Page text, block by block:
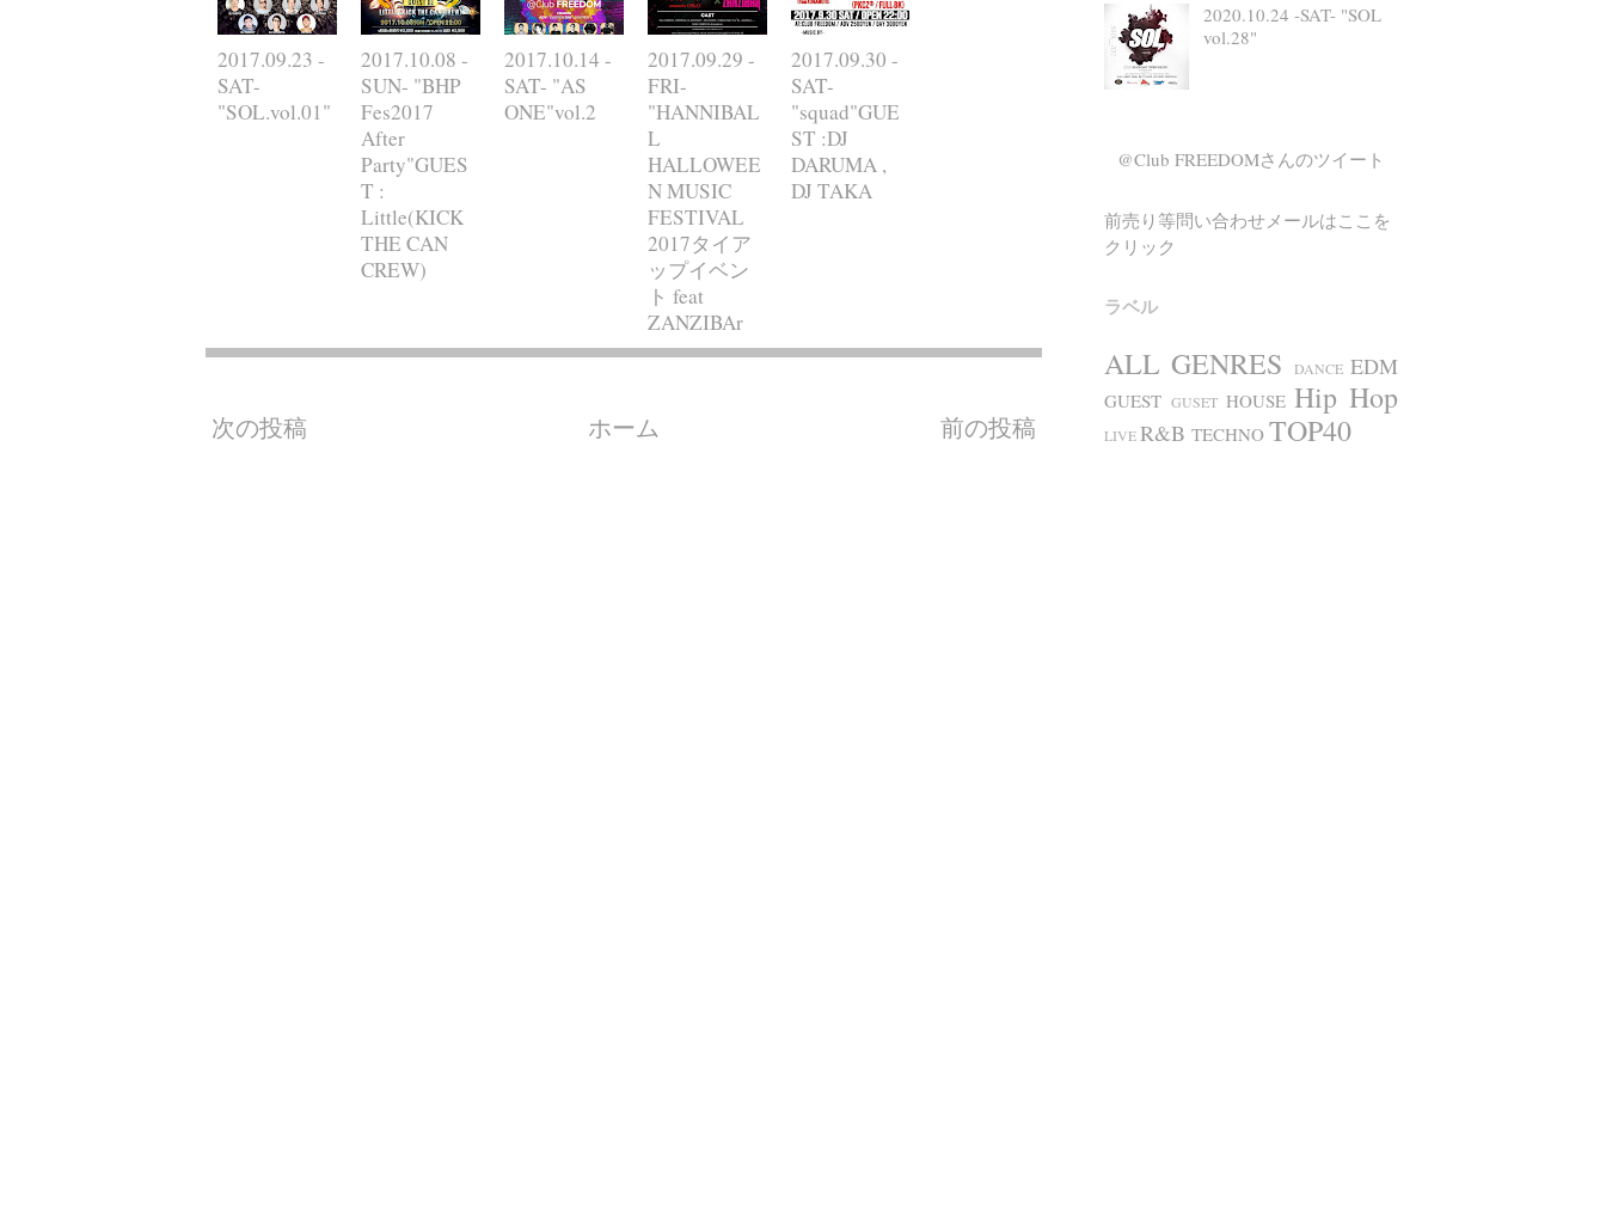
2017.09.23 -
SAT-
"SOL.vol.01"
2017.10.08 -
SUN- "BHP
Fes2017
After
Party"GUES
T :
Little(KICK
THE CAN
CREW)
2017.10.14 -
SAT- "AS
ONE"vol.2
2017.09.29 -
FRI-
"HANNIBAL
L
HALLOWEE
N MUSIC
FESTIVAL
2017タイア
ップイベン
ト feat
ZANZIBAr
2017.09.30 -
SAT-
"squad"GUE
ST :DJ
DARUMA ,
DJ TAKA
次の投稿 前の投稿
ホーム
2020.10.24 -SAT- "SOL
vol.28"
@Club FREEDOMさんのツイート
前売り等問い合わせメールはここを
クリック
ラベル
ALL GENRES DANCE EDM
GUEST GUSET HOUSE Hip Hop
LIVER&B TECHNO TOP40